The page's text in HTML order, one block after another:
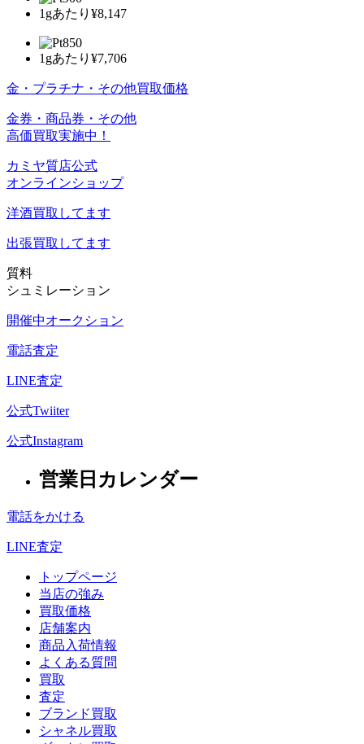
1gあたり ¥8,147
1gあたり ¥7,706
金・プラチナ・その他買取価格
金券・商品券・その他
高価買取実施中！
カミヤ質店公式
オンラインショップ
洋酒買取してます
出張買取 してます
質料
シュミレーション
開催中オークション
電話査定
LINE査定
公式Twiiter
公式Instagram
営業日カレンダー
電話をかける
LINE査定
トップページ
当店の強み
買取価格
店舗案内
商品入荷情報
よくある質問
買取
査定
ブランド買取
シャネル買取